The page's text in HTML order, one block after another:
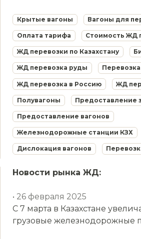
Крытые вагоны Вагоны для
Оплата тарифа Стоимость ЖД
ЖД перевозки по Казахстану
ЖД перевозка руды
ЖД перевозка в Россию ЖД
Полувагоны Предоставление
Предоставление вагонов
Железнодорожные станции КЗХ
Дислокация вагонов
Новости рынка ЖД:
• 26 февраля 2025
С 7 марта в Казахстане
грузовые железнодорожные